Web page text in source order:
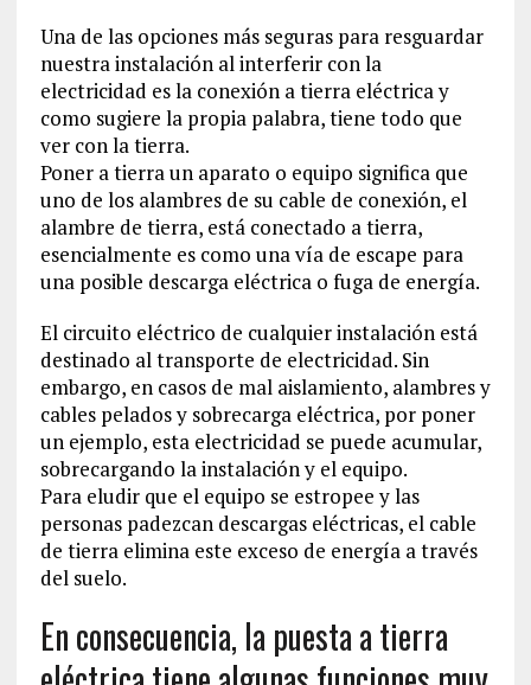
Una de las opciones más seguras para resguardar
nuestra instalación al interferir con la
electricidad es la conexión a tierra eléctrica y
como sugiere la propia palabra, tiene todo que
ver con la tierra.
Poner a tierra un aparato o equipo significa que
uno de los alambres de su cable de conexión, el
alambre de tierra, está conectado a tierra,
esencialmente es como una vía de escape para
una posible descarga eléctrica o fuga de energía.
El circuito eléctrico de cualquier instalación está
destinado al transporte de electricidad. Sin
embargo, en casos de mal aislamiento, alambres y
cables pelados y sobrecarga eléctrica, por poner
un ejemplo, esta electricidad se puede acumular,
sobrecargando la instalación y el equipo.
Para eludir que el equipo se estropee y las
personas padezcan descargas eléctricas, el cable
de tierra elimina este exceso de energía a través
del suelo.
En consecuencia, la puesta a tierra